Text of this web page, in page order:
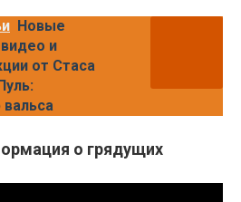
Новые
и
от Стаса
вальса
о грядущих